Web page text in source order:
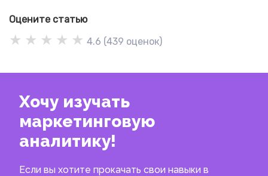
Оцените статью
★ ★ ★ ★ ★ 4.6 (439 оценок)
Хочу изучать
маркетинговую
аналитику!
Если вы хотите прокачать свои навыки в